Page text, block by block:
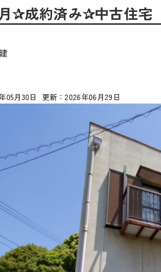
✰成約済み✰中古住宅
05月30日 2026年06月29日